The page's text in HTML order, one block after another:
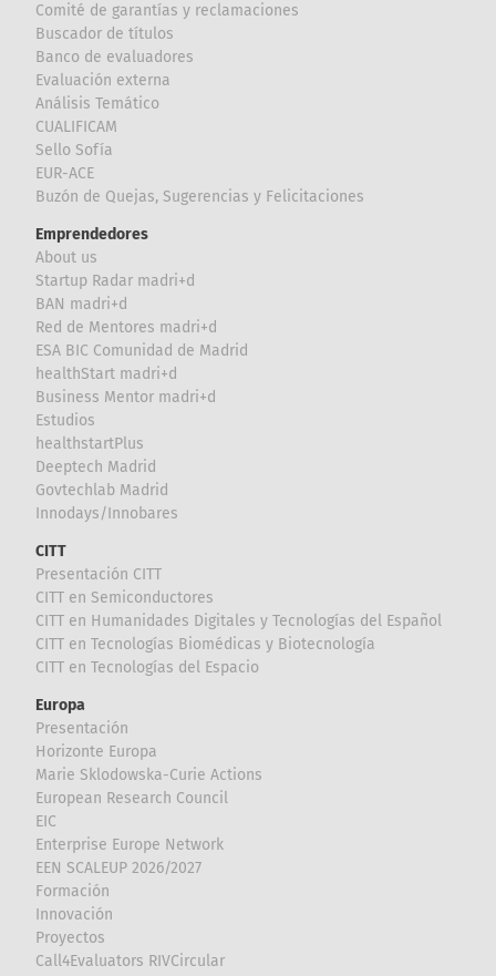
Comité de garantías y reclamaciones
Buscador de títulos
Banco de evaluadores
Evaluación externa
Análisis Temático
CUALIFICAM
Sello Sofía
EUR-ACE
Buzón de Quejas, Sugerencias y Felicitaciones
Emprendedores
About us
Startup Radar madri+d
BAN madri+d
Red de Mentores madri+d
ESA BIC Comunidad de Madrid
healthStart madri+d
Business Mentor madri+d
Estudios
healthstartPlus
Deeptech Madrid
Govtechlab Madrid
Innodays/Innobares
CITT
Presentación CITT
CITT en Semiconductores
CITT en Humanidades Digitales y Tecnologías del Español
CITT en Tecnologías Biomédicas y Biotecnología
CITT en Tecnologías del Espacio
Europa
Presentación
Horizonte Europa
Marie Sklodowska-Curie Actions
European Research Council
EIC
Enterprise Europe Network
EEN SCALEUP 2026/2027
Formación
Innovación
Proyectos
Call4Evaluators RIVCircular